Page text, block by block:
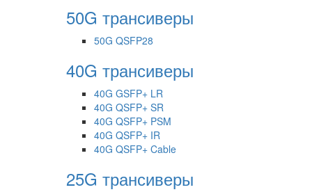
50G трансиверы
50G QSFP28
40G трансиверы
40G GSFP+ LR
40G QSFP+ SR
40G QSFP+ PSM
40G QSFP+ IR
40G QSFP+ Cable
25G трансиверы